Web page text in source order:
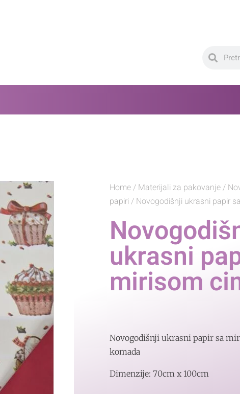
Home/ Materijali za pakovanje/
papiri / Novogodišnji ukrasni papir
ukrasni
mirisom
Novogodišnji ukrasni papir sa
komada
Dimenzije: 70cm x 100cm